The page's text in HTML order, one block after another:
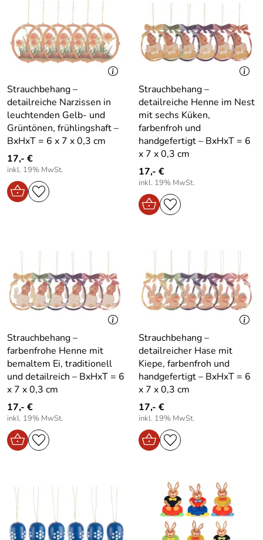
Strauchbehang –
detailreiche Narzissen in
leuchtenden Gelb- und
Grüntönen, frühlingshaft –
BxHxT = 6 x 7 x 0,3 cm
17,- €
inkl. 19% MwSt.
Strauchbehang –
detailreiche Henne im Nest
mit sechs Küken,
farbenfroh und
handgefertigt – BxHxT = 6
x 7 x 0,3 cm
17,- €
inkl. 19% MwSt.
Strauchbehang –
farbenfrohe Henne mit
bemaltem Ei, traditionell
und detailreich – BxHxT = 6
x 7 x 0,3 cm
17,- €
inkl. 19% MwSt.
Strauchbehang –
detailreicher Hase mit
Kiepe, farbenfroh und
handgefertigt – BxHxT = 6
x 7 x 0,3 cm
17,- €
inkl. 19% MwSt.